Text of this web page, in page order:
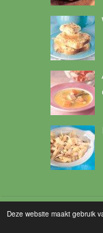
Deze website maakt gebruik